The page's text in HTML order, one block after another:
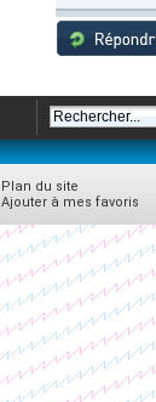
Plan du site
Ajouter à mes favoris